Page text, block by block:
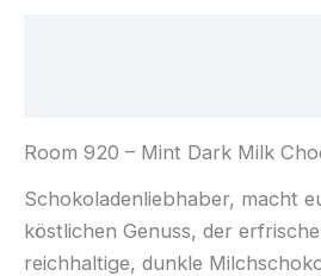
Room 920 – Mint Dark Milk
Schokoladenliebhaber, macht
köstlichen Genuss, der
reichhaltige, dunkle